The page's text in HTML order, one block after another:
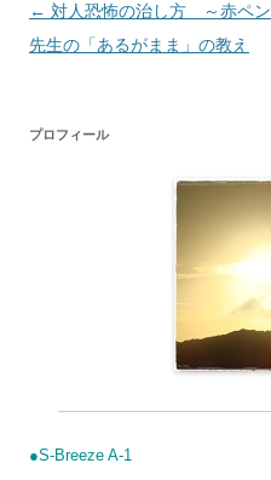
投
稿
ゲ
← 対人恐怖の治し方 ～赤ペン
先生の「あるがまま」の教え
プロフィール
●S-Breeze A-1